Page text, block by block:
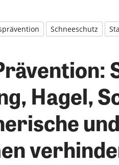
Schneeschutz
Hagel,